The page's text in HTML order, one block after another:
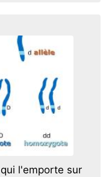
qui l'emporte sur